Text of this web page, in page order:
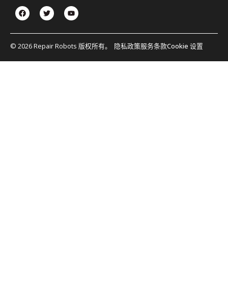
© 2026 Repair Robots 版权所有。 隐私政策服务条款Cookie 设置